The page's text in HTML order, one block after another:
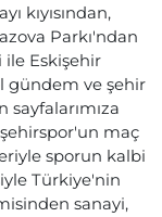
kıyısından,
Parkı'ndan
ile Eskişehir
gündem ve şehir
maç
sporun kalbi
Türkiye'nin
sanayi,